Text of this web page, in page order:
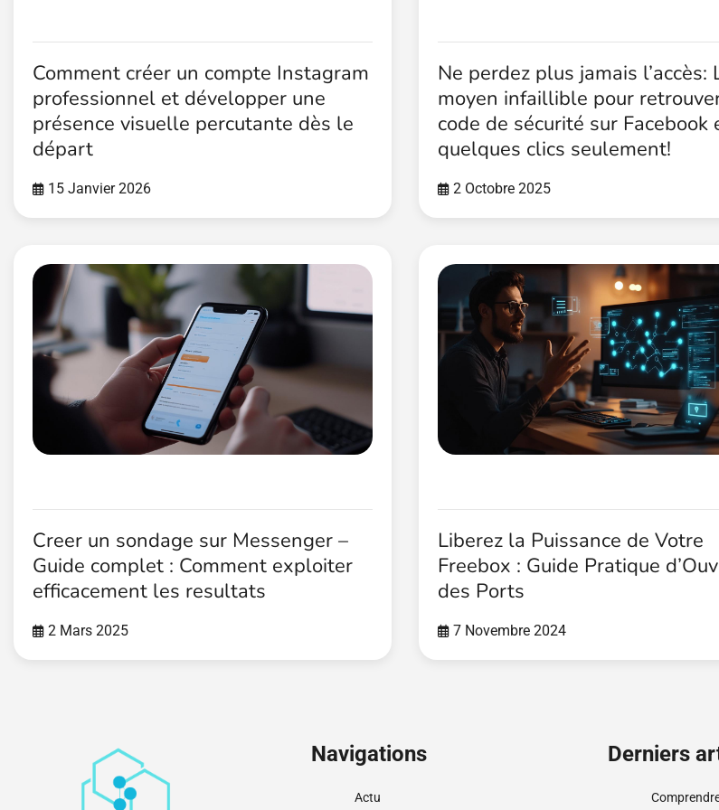
Comment créer un compte Instagram
professionnel et développer une
présence visuelle percutante dès le
départ
15 Janvier 2026
Ne perdez plus jamais l’accès:
moyen infaillible pour
code de sécurité sur Facebook
quelques clics seulement!
2 Octobre 2025
Creer un sondage sur Messenger –
Guide complet : Comment exploiter
efficacement les resultats
2 Mars 2025
Liberez la Puissance de Votre
Freebox : Guide Pratique
des Ports
7 Novembre 2024
Navigations
Actu
Derniers